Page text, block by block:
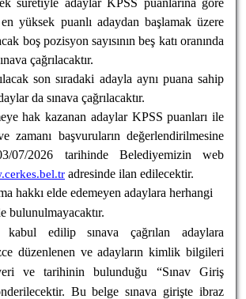
suretiyle adaylar KPSS puanlarına göre
en yüksek puanlı adaydan başlamak üzere
boş pozisyon sayısının beş katı oranında
çağrılacaktır.
son sıradaki adayla aynı puana sahip
da sınava çağrılacaktır.
hak kazanan adaylar KPSS puanları ile
zamanı başvuruların değerlendirilmesine
07/2026 tarihinde Belediyemizin web
adresinde ilan edilecektir.
hakkı elde edemeyen adaylara herhangi
bulunulmayacaktır.
kabul edilip sınava çağrılan adaylara
düzenlenen ve adayların kimlik bilgileri
ve tarihinin bulunduğu “Sınav Giriş
Bu belge sınava girişte ibraz